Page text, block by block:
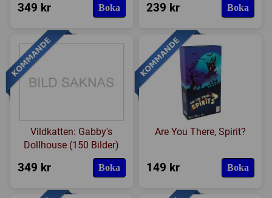
349 kr Boka 239 kr Boka
Vildkatten: Gabby's
Dollhouse (150 Bilder)
349 kr Boka
Are You There, Spirit?
149 kr Boka